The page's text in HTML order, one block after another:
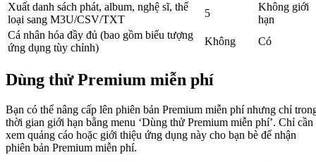
Xuất danh sách phát, album, nghệ sĩ, thể
loại sang M3U/CSV/TXT
5
Không giới
hạn
Cá nhân hóa đầy đủ (bao gồm biểu tượng
ứng dụng tùy chỉnh)
Không Có
Dùng thử Premium miễn phí
Bạn có thể nâng cấp lên phiên bản Premium miễn phí nhưng chỉ
thời gian giới hạn bằng menu ‘Dùng thử Premium miễn phí’. Chỉ cần
xem quảng cáo hoặc giới thiệu ứng dụng này cho bạn bè để nhận
phiên bản Premium miễn phí.